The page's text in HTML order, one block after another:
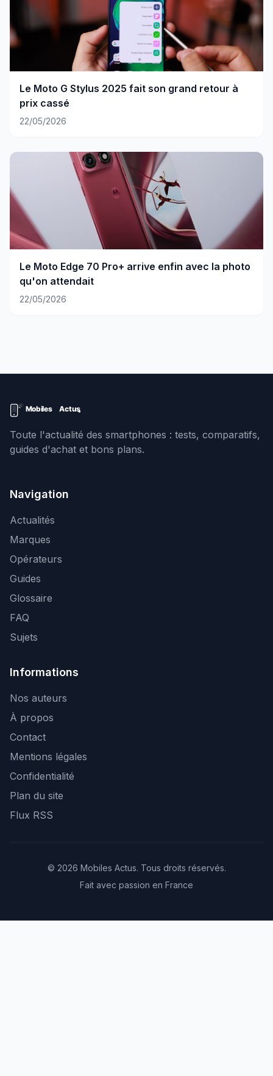
Le Moto G Stylus 2025 fait son grand retour à
prix cassé
22/05/2026
Le Moto Edge 70 Pro+ arrive enfin avec la photo
qu'on attendait
22/05/2026
Toute l'actualité des smartphones : tests, comparatifs,
guides d'achat et bons plans.
Navigation
Actualités
Marques
Opérateurs
Guides
Glossaire
FAQ
Sujets
Informations
Nos auteurs
À propos
Contact
Mentions légales
Confidentialité
Plan du site
Flux RSS
© 2026 Mobiles Actus. Tous droits réservés.
Fait avec passion en France